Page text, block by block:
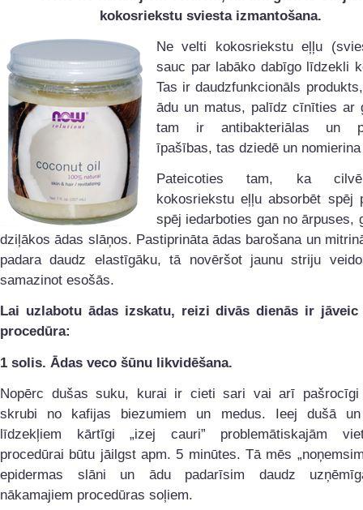
kokosriekstu sviesta izmantošana.
Ne velti kokosriekstu eļļu
sauc par labāko dabīgo līdzekli
Tas ir daudzfunkcionāls
ādu un matus, palīdz cīnīties ar
tam ir antibakteriālas un
īpašības, tas dziedē un
Pateicoties tam, ka
kokosriekstu eļļu absorbēt spēj
spēj iedarboties gan no ārpuses,
dziļākos ādas slāņos. Pastiprināta ādas barošana un
padara daudz elastīgāku, tā novēršot jaunu striju
samazinot esošās.
Lai uzlabotu ādas izskatu, reizi divās dienās ir jāveic
procedūra:
1 solis. Ādas veco šūnu likvidēšana.
Nopērc dušas suku, kurai ir cieti sari vai arī pašrocīgi
skrubi no kafijas biezumiem un medus. Ieej dušā
līdzekļiem kārtīgi „izej cauri” problemātiskajām
procedūrai būtu jāilgst apm. 5 minūtes. Tā mēs
epidermas slāni un ādu padarīsim daudz
nākamajiem procedūras soļiem.